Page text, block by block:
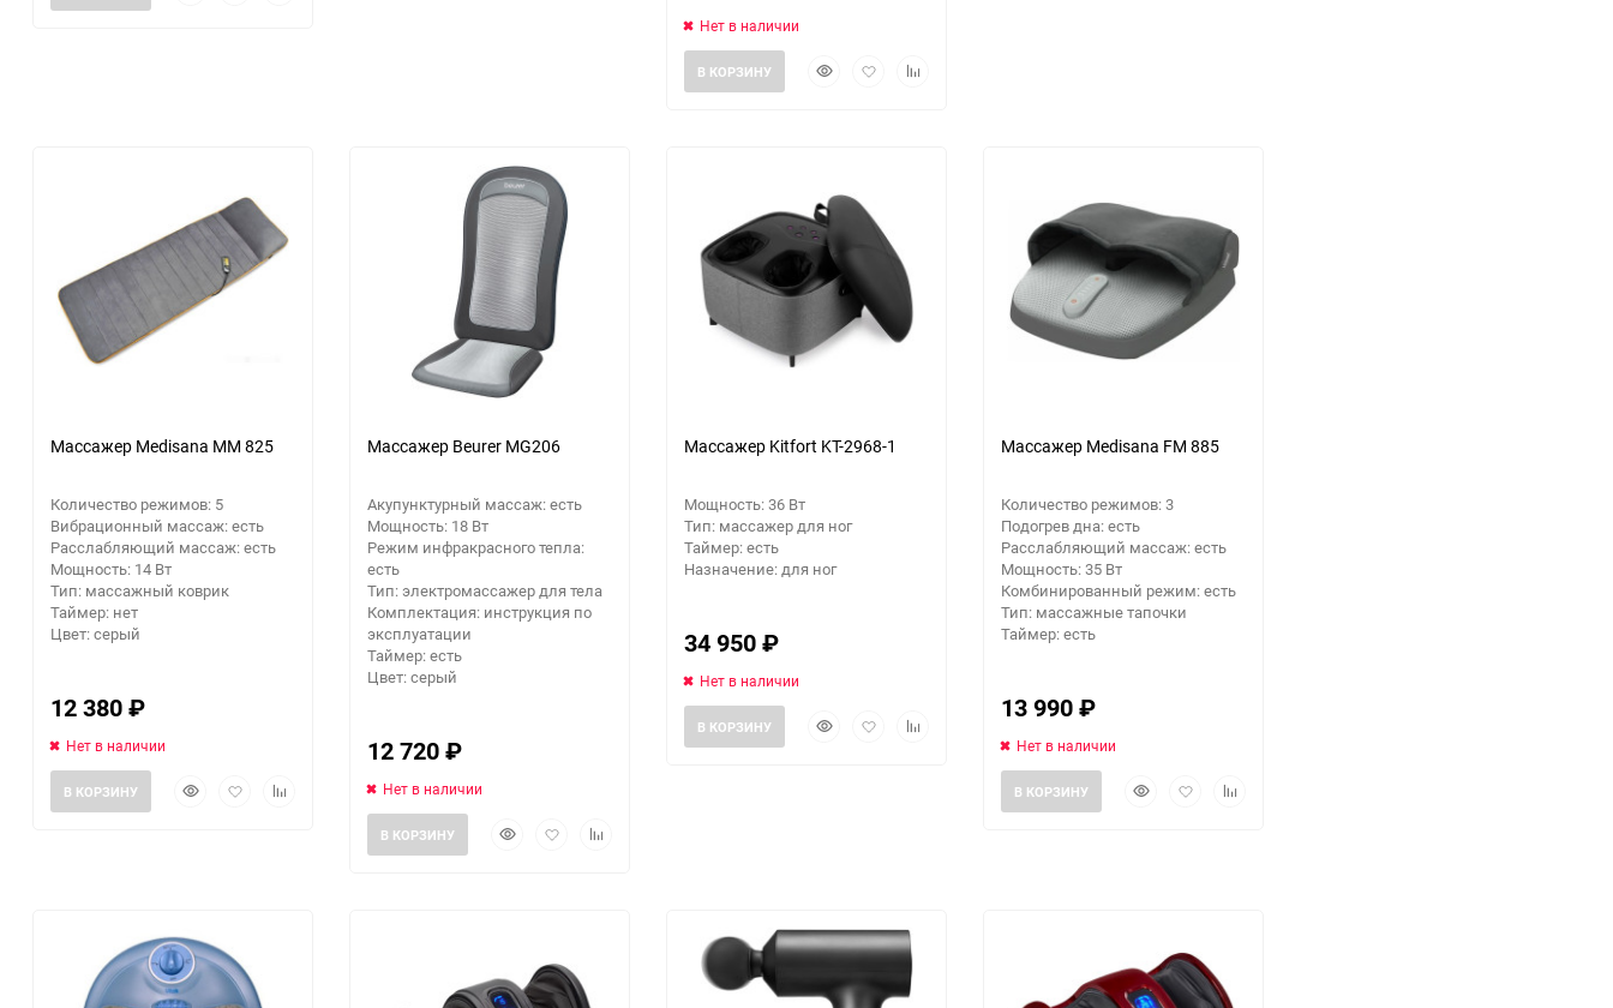
Нет в наличии
БыстрыйДобавитьДобавить
В КОРЗИНУ
Массажер Medisana MM 825
Количество режимов: 5
Вибрационный массаж: есть
Расслабляющий массаж: есть
Мощность: 14 Вт
Тип: массажный коврик
Таймер: нет
Цвет: серый
12 380₽
Нет в наличии
БыстрыйДобавитьДобавить
В КОРЗИНУ
Массажер Beurer MG206
Акупунктурный массаж: есть
Мощность: 18 Вт
Режим инфракрасного тепла:
есть
Тип: электромассажер для тела
Комплектация: инструкция по
эксплуатации
Таймер: есть
Цвет: серый
12 720₽
Нет в наличии
БыстрыйДобавитьДобавить
В КОРЗИНУ
Массажер Kitfort KT-2968-1
Мощность: 36 Вт
Тип: массажер для ног
Таймер: есть
Назначение: для ног
34 950₽
Нет в наличии
БыстрыйДобавитьДобавить
В КОРЗИНУ
Массажер Medisana FM 885
Количество режимов: 3
Подогрев дна: есть
Расслабляющий массаж: есть
Мощность: 35 Вт
Комбинированный режим: есть
Тип: массажные тапочки
Таймер: есть
13 990₽
Нет в наличии
БыстрыйДобавитьДобавить
В КОРЗИНУ